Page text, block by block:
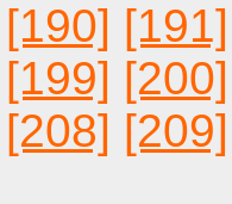
[190] [191]
[199] [200]
[208] [209]